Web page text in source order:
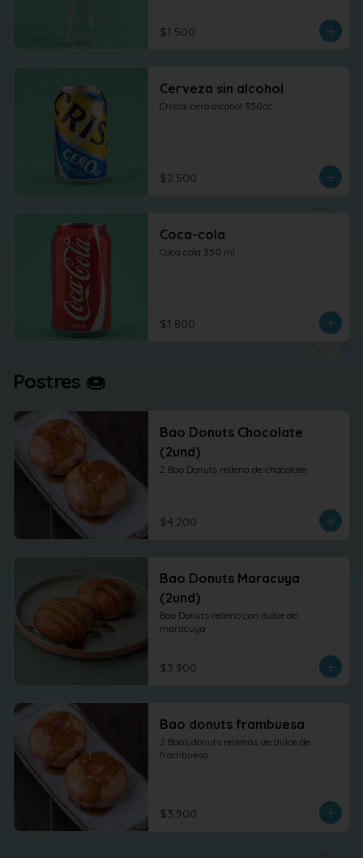
$1.500
Cerveza sin alcohol
Cristal cero alcohol 350cc
$2.500
Coca-cola
Coca cola 350 ml
$1.800
Postres 🍩
Bao Donuts Chocolate
(2und)
2 Bao Donuts rellena de chocolate
$4.200
Bao Donuts Maracuya
(2und)
Bao Donuts relleno con dulce de
maracuya
$3.900
Bao donuts frambuesa
2 Baos donuts rellenas de dulce de
frambuesa
$3.900